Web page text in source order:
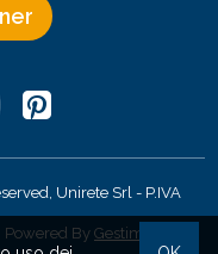
Unirete Srl - P.IVA
| Powered By Gestim